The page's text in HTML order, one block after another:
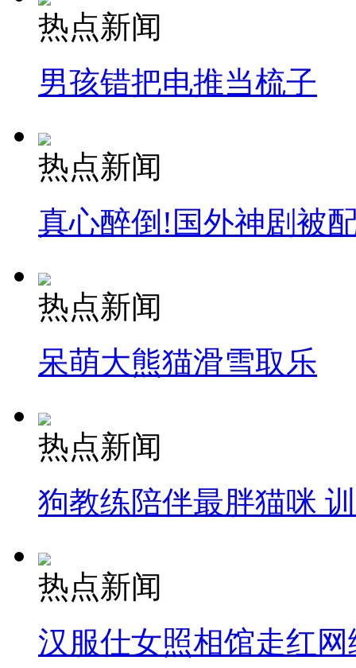
热点新闻
男孩错把电推当梳子
热点新闻
真心醉倒!国外神剧被
热点新闻
呆萌大熊猫滑雪取乐
热点新闻
狗教练陪伴最胖猫咪
热点新闻
汉服仕女照相馆走红网